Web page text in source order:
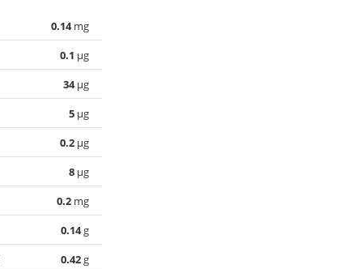
0.14mg
0.1 µg
34µg
5 µg
0.2 µg
8 µg
0.2 mg
0.14g
0.42g